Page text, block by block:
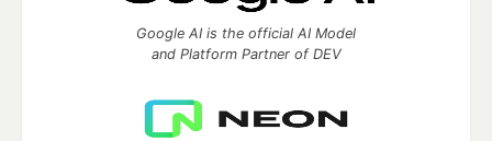
Google AI is the official AI Model
and Platform Partner of DEV